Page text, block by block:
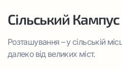
Сільський
Розташування – у сільській
далеко від великих міст.